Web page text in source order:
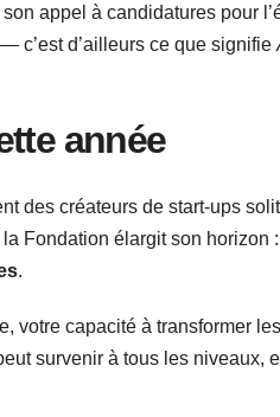
appel à candidatures pour
c’est d’ailleurs ce que signifie
année
des créateurs de start-ups
Fondation élargit son horizon
.
votre capacité à transformer
survenir à tous les niveaux,